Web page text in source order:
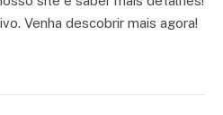
Venha descobrir mais agora!